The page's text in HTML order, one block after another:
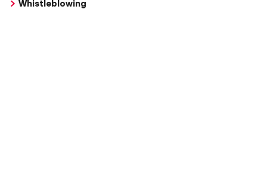
Whistleblowing